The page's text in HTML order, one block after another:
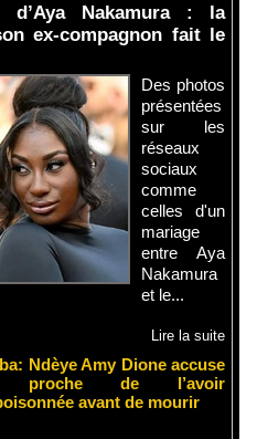
d’Aya Nakamura : la
ex-compagnon fait le
Des photos
présentées
sur les
réseaux
sociaux
comme
celles d'un
mariage
entre Aya
Nakamura
et le...
Lire la suite
Ndèye Amy Dione accuse
proche de l’avoir
avant de mourir